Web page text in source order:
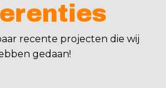
recente projecten die wij
gedaan!